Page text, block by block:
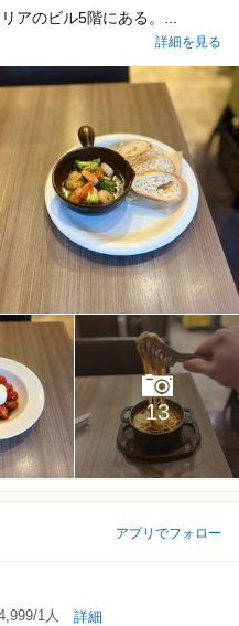
アのビル5階にある。...
詳細を見る
13
アプリでフォロー
1人 詳細